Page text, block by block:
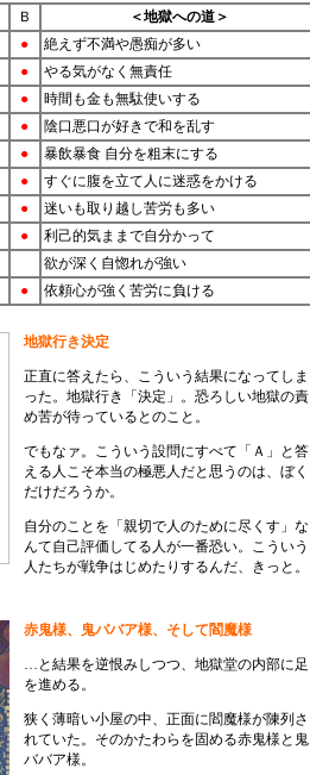
Ｂ
＜地獄への道＞
●
絶えず不満や愚痴が多い
●
やる気がなく無責任
●
時間も金も無駄使いする
●
陰口悪口が好きで和を乱す
●
暴飲暴食 自分を粗末にする
●
すぐに腹を立て人に迷惑をかける
●
迷いも取り越し苦労も多い
●
利己的気ままで自分かって
欲が深く自惚れが強い
● 依頼心が強く苦労に負ける
地獄行き決定
正直に答えたら、こういう結果になってしま
った。地獄行き「決定」。恐ろしい地獄の責
め苦が待っているとのこと。
でもなァ。こういう設問にすべて「Ａ」と答
える人こそ本当の極悪人だと思うのは、ぼく
だけだろうか。
自分のことを「親切で人のために尽くす」な
んて自己評価してる人が一番恐い。こういう
人たちが戦争はじめたりするんだ、きっと。
赤鬼様、鬼ババア様、そして閻魔様
…と結果を逆恨みしつつ、地獄堂の内部に足
を進める。
狭く薄暗い小屋の中、正面に閻魔様が陳列さ
れていた。そのかたわらを固める赤鬼様と鬼
ババア様。